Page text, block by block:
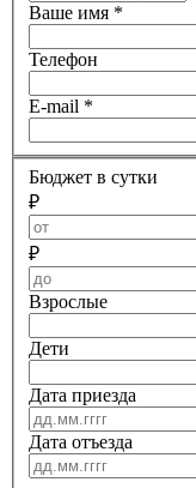
Ваше имя *
Телефон
E-mail *
Бюджет в сутки
₽
₽
Взрослые
Дети
Дата приезда
Дата отъезда